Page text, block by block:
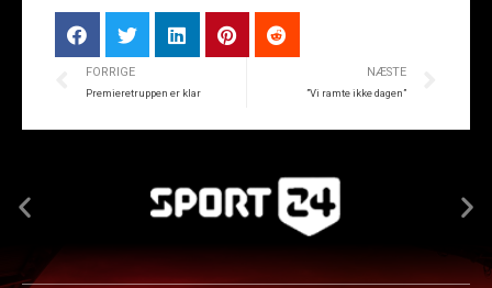
FORRIGE
Premieretruppen er klar
NÆSTE
”Vi ramte ikke dagen”